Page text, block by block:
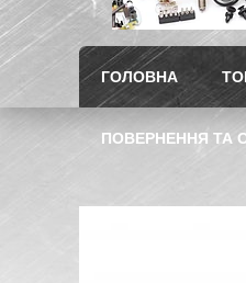
ГОЛОВНА
ПОВЕРНЕННЯ ТА